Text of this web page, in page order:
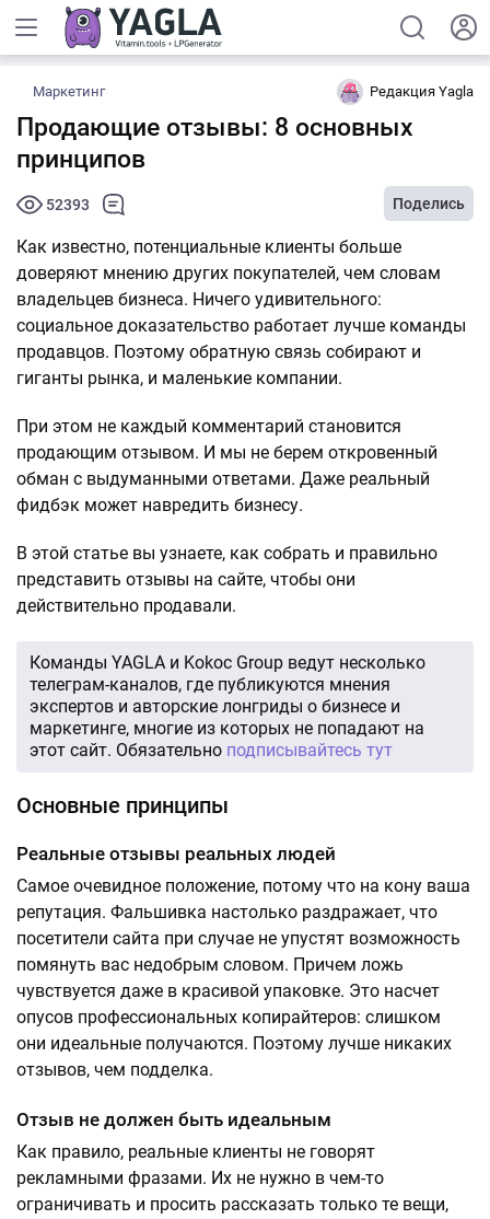
Маркетинг Редакция Yagla
Продающие отзывы: 8 основных
принципов
52393 Поделись
Как известно, потенциальные клиенты больше
доверяют мнению других покупателей, чем словам
владельцев бизнеса. Ничего удивительного:
социальное доказательство работает лучше команды
продавцов. Поэтому обратную связь собирают и
гиганты рынка, и маленькие компании.
При этом не каждый комментарий становится
продающим отзывом. И мы не берем откровенный
обман с выдуманными ответами. Даже реальный
фидбэк может навредить бизнесу.
В этой статье вы узнаете, как собрать и правильно
представить отзывы на сайте, чтобы они
действительно продавали.
Команды YAGLA и Kokoc Group ведут несколько
телеграм-каналов, где публикуются мнения
экспертов и авторские лонгриды о бизнесе и
маркетинге, многие из которых не попадают на
этот сайт. Обязательно подписывайтесь тут
Основные принципы
Реальные отзывы реальных людей
Самое очевидное положение, потому что на кону ваша
репутация. Фальшивка настолько раздражает, что
посетители сайта при случае не упустят возможность
помянуть вас недобрым словом. Причем ложь
чувствуется даже в красивой упаковке. Это насчет
опусов профессиональных копирайтеров: слишком
они идеальные получаются. Поэтому лучше никаких
отзывов, чем подделка.
Отзыв не должен быть идеальным
Как правило, реальные клиенты не говорят
рекламными фразами. Их не нужно в чем-то
ограничивать и просить рассказать только те вещи,